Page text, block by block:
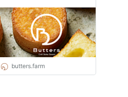
butters.farm